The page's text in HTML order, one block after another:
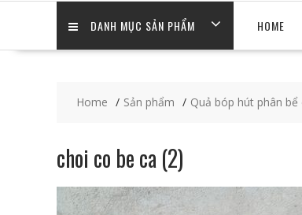
DANH MỤC SẢN PHẨM HOME
Home Sản phẩm Quả bóp hút phân bể
choi co be ca (2)